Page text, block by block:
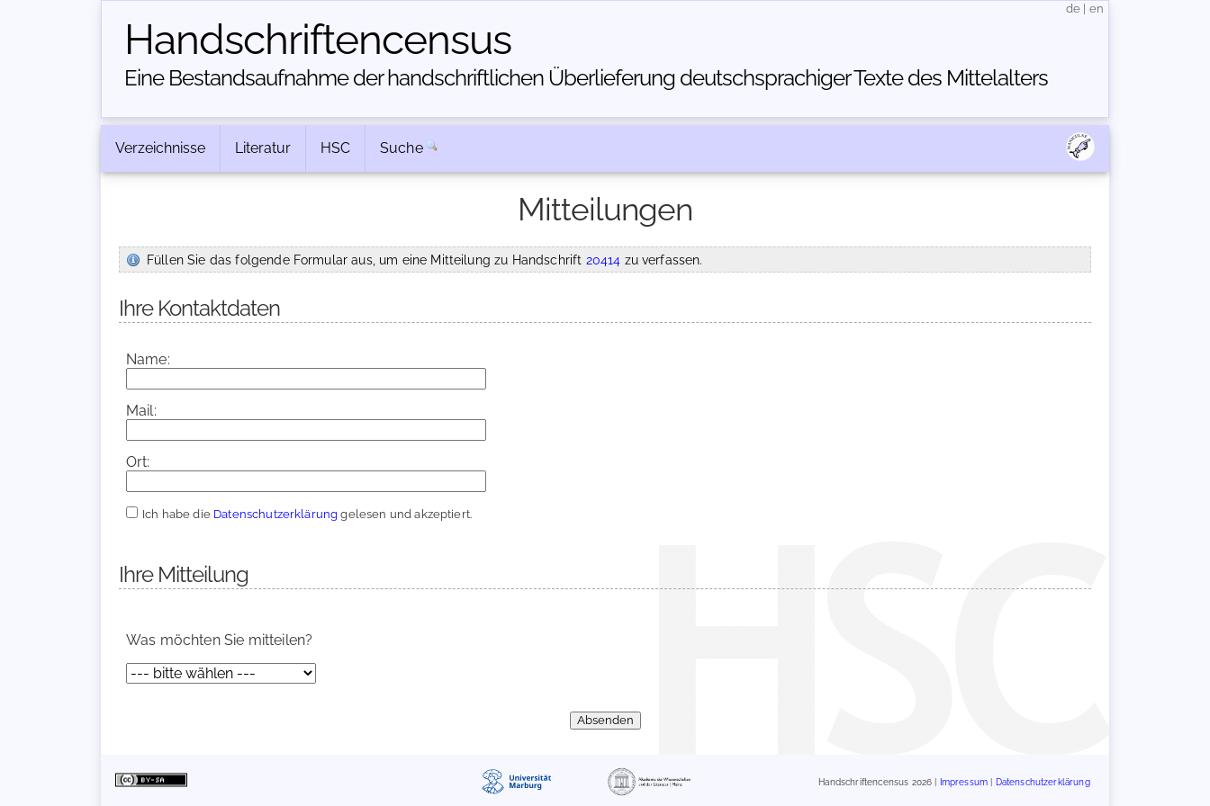
Handschriften­census
Eine Bestandsaufnahme der handschriftlichen Über­lieferung deutschsprachiger Texte des Mittelalters
de en
Verzeichnisse Literatur HSC Suche
Mitteilungen
Füllen Sie das folgende Formular aus, um eine Mitteilung zu Handschrift 20414 zu verfassen.
Ihre Kontaktdaten
Name:
Mail:
Ort:
Ich habe die Datenschutzerklärung gelesen und akzeptiert.
Ihre Mitteilung
Was möchten Sie mitteilen?
Handschriftencensus 2026 | Impressum Datenschutzerklärung